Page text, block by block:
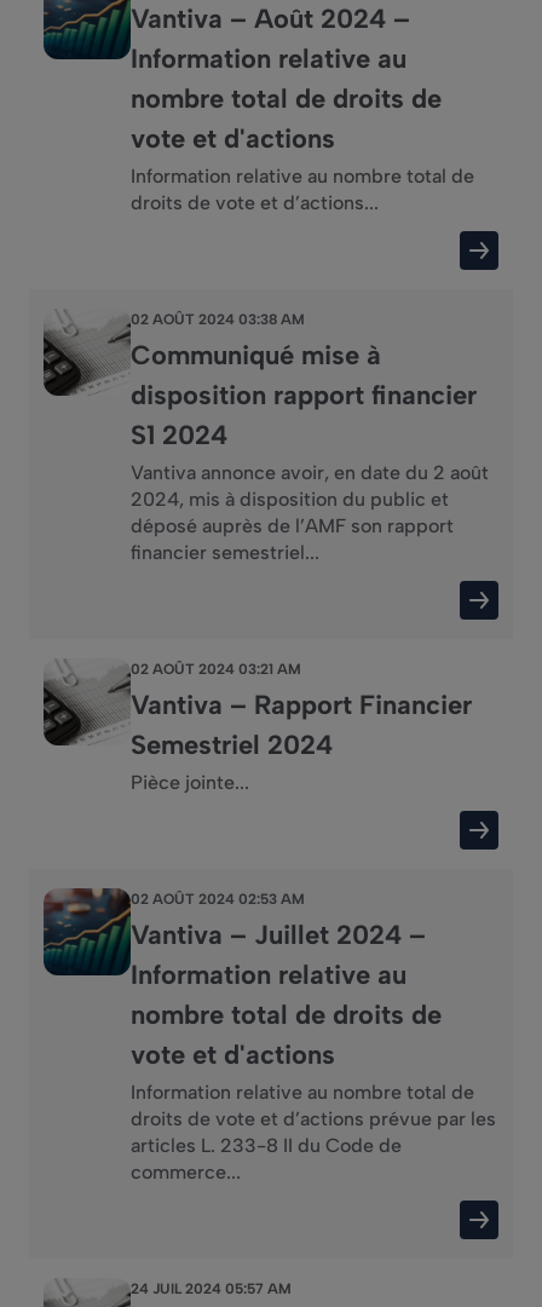
Vantiva – Août 2024 –
Information relative au
nombre total de droits de
vote et d'actions
Information relative au nombre total de
droits de vote et d’actions...
02 AOÛT 2024 03:38 AM
Communiqué mise à
disposition rapport financier
S1 2024
Vantiva annonce avoir, en date du 2 août
2024, mis à disposition du public et
déposé auprès de l’AMF son rapport
financier semestriel...
02 AOÛT 2024 03:21 AM
Vantiva – Rapport Financier
Semestriel 2024
Pièce jointe...
02 AOÛT 2024 02:53 AM
Vantiva – Juillet 2024 –
Information relative au
nombre total de droits de
vote et d'actions
Information relative au nombre total de
droits de vote et d’actions prévue par les
articles L. 233-8 II du Code de
commerce...
24 JUIL 2024 05:57 AM